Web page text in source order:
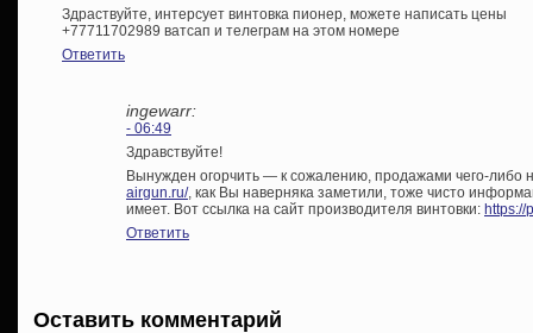
Здраствуйте, интерсует винтовка пионер, можете написать цены
+77711702989 ватсап и телеграм на этом номере
Ответить
ingewarr:
- 06:49
Здравствуйте!
Вынужден огорчить — к сожалению, продажами чего-либо
airgun.ru/, как Вы наверняка заметили, тоже чисто
имеет. Вот ссылка на сайт производителя винтовки: https://
Ответить
Оставить комментарий